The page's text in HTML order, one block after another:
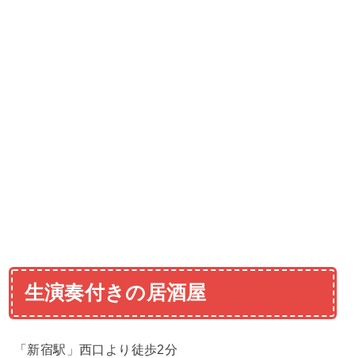
生演奏付きの居酒屋
「新宿駅」西口より徒歩2分